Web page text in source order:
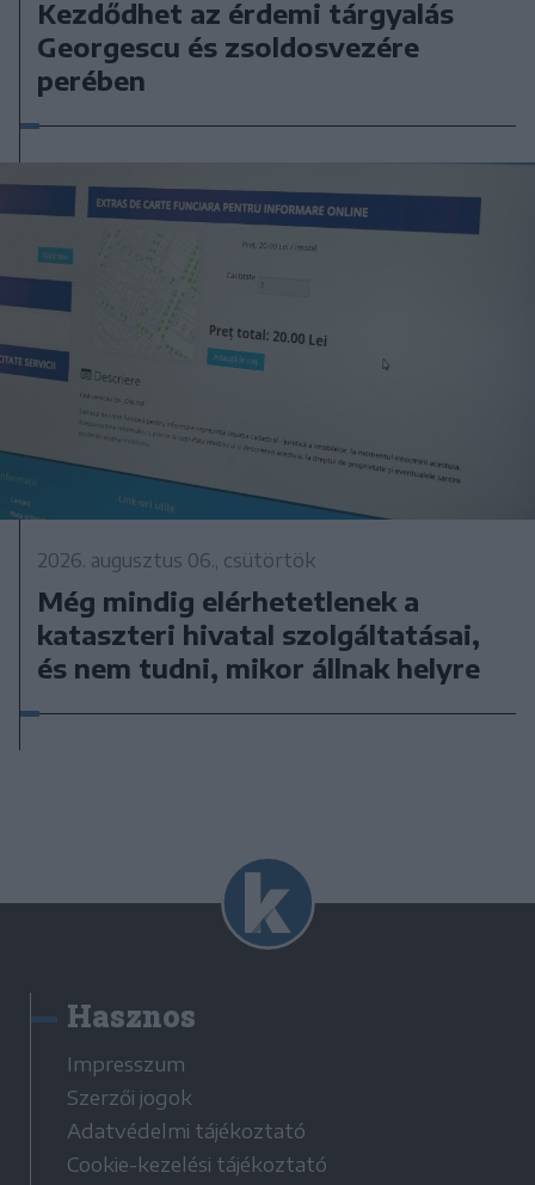
Kezdődhet az érdemi tárgyalás
Georgescu és zsoldosvezére
perében
2026. augusztus 06., csütörtök
Még mindig elérhetetlenek a
kataszteri hivatal szolgáltatásai,
és nem tudni, mikor állnak helyre
Hasznos
Impresszum
Szerzői jogok
Adatvédelmi tájékoztató
Cookie-kezelési tájékoztató